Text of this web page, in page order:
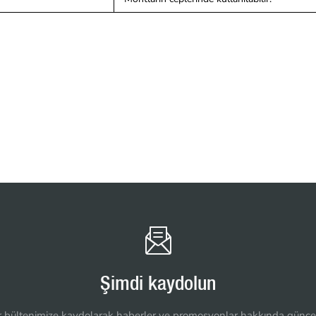
Şimdi kaydolun